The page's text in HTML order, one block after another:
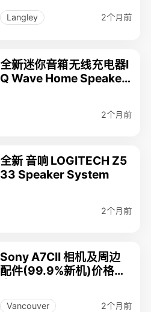
Langley 2个月前
全新迷你音箱无线充电器I
Q Wave Home Speaker
2个月前
全新 音响 LOGITECH Z5
33 Speaker System
2个月前
Sony A7CII 相机及周边
配件(99.9%新机)价格优
Vancouver 2个月前